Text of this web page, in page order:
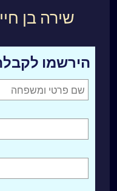
שירה בן
הירשמו